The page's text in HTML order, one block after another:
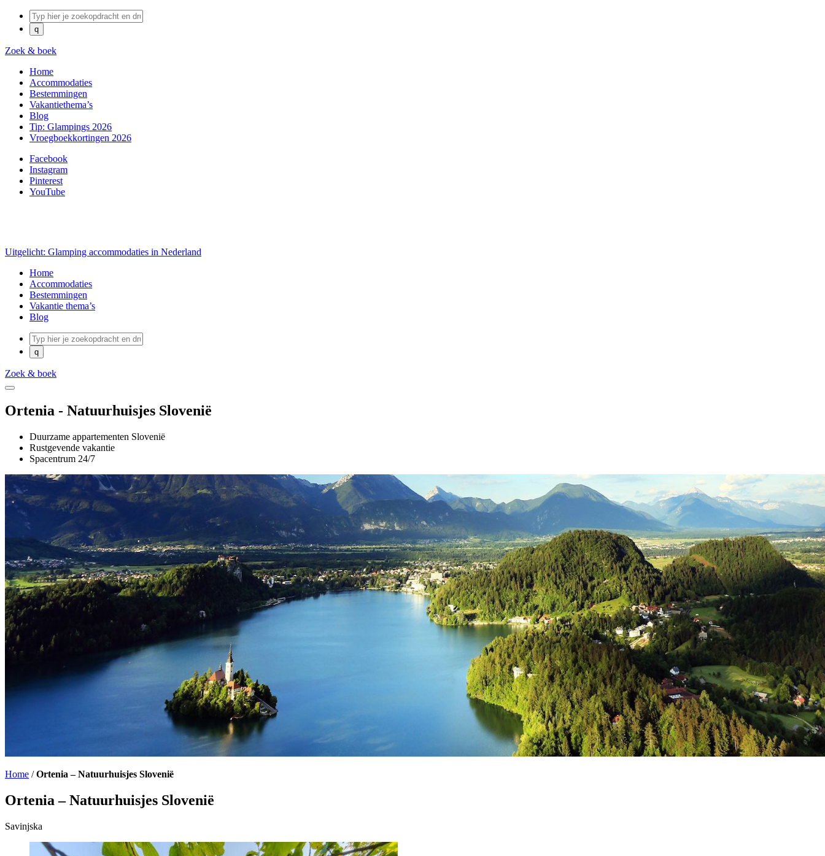
Zoek & boek
Home
Accommodaties
Bestemmingen
Vakantiethema’s
Blog
Tip: Glampings 2026
Vroegboekkortingen 2026
Facebook
Instagram
Pinterest
YouTube
Uitgelicht: Glamping accommodaties in Nederland
Home
Accommodaties
Bestemmingen
Vakantie thema’s
Blog
Zoek & boek
Ortenia - Natuurhuisjes Slovenië
Duurzame appartementen Slovenië
Rustgevende vakantie
Spacentrum 24/7
Home /Ortenia – Natuurhuisjes Slovenië
Ortenia – Natuurhuisjes Slovenië
Savinjska